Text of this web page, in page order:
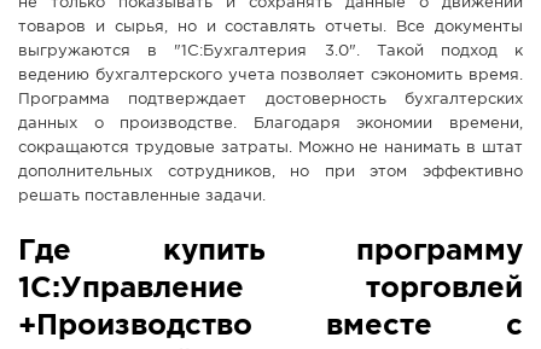
не только показывать и сохранять данные о движении
товаров и сырья, но и составлять отчеты. Все документы
выгружаются в "1С:Бухгалтерия 3.0". Такой подход к
ведению бухгалтерского учета позволяет сэкономить время.
Программа подтверждает достоверность бухгалтерских
данных о производстве. Благодаря экономии времени,
сокращаются трудовые затраты. Можно не нанимать в штат
дополнительных сотрудников, но при этом эффективно
решать поставленные задачи.
Где купить программу
1С:Управление торговлей
+Производство вместе с